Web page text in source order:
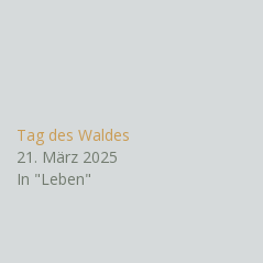
Tag des Waldes
21. März 2025
In "Leben"